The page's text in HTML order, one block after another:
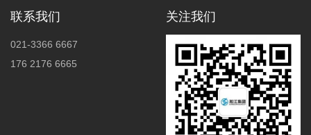
联系我们
021-3366 6667
176 2176 6665
关注我们